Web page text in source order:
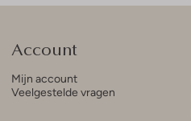
Account
Mijn account
Veelgestelde vragen